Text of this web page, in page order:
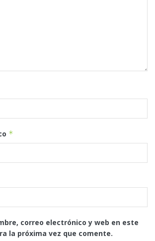
*
correo electrónico y web en este
la próxima vez que comente.